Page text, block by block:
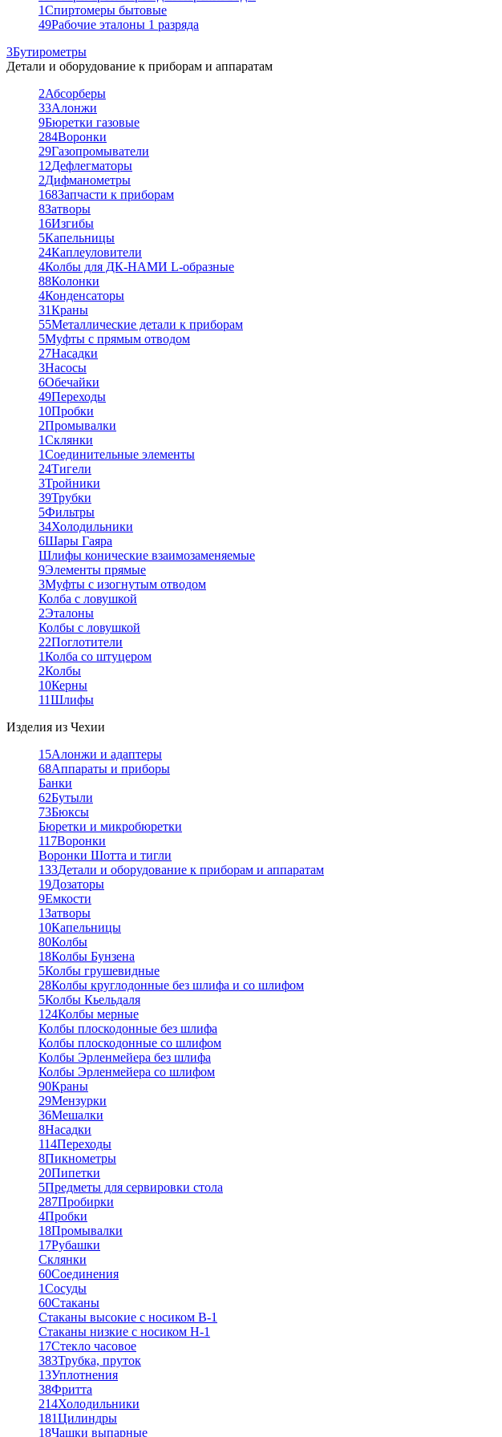
1Спиртомеры бытовые
49Рабочие эталоны 1 разряда
3Бутирометры
Детали и оборудование к приборам и аппаратам
2Абсорберы
33Алонжи
9Бюретки газовые
284Воронки
29Газопромыватели
12Дефлегматоры
2Дифманометры
168Запчасти к приборам
8Затворы
16Изгибы
5Капельницы
24Каплеуловители
4Колбы для ДК-НАМИ L-образные
88Колонки
4Конденсаторы
31Краны
55Металлические детали к приборам
5Муфты с прямым отводом
27Насадки
3Насосы
6Обечайки
49Переходы
10Пробки
2Промывалки
1Склянки
1Соединительные элементы
24Тигели
3Тройники
39Трубки
5Фильтры
34Холодильники
6Шары Гаяра
Шлифы конические взаимозаменяемые
9Элементы прямые
3Муфты с изогнутым отводом
Колба с ловушкой
2Эталоны
Колбы с ловушкой
22Поглотители
1Колба со штуцером
2Колбы
10Керны
11Шлифы
Изделия из Чехии
15Алонжи и адаптеры
68Аппараты и приборы
Банки
62Бутыли
73Бюксы
Бюретки и микробюретки
117Воронки
Воронки Шотта и тигли
133Детали и оборудование к приборам и аппаратам
19Дозаторы
9Емкости
1Затворы
10Капельницы
80Колбы
18Колбы Бунзена
5Колбы грушевидные
28Колбы круглодонные без шлифа и со шлифом
5Колбы Кьельдаля
124Колбы мерные
Колбы плоскодонные без шлифа
Колбы плоскодонные со шлифом
Колбы Эрленмейера без шлифа
Колбы Эрленмейера со шлифом
90Краны
29Мензурки
36Мешалки
8Насадки
114Переходы
8Пикнометры
20Пипетки
5Предметы для сервировки стола
287Пробирки
4Пробки
18Промывалки
17Рубашки
Склянки
60Соединения
1Сосуды
60Стаканы
Стаканы высокие с носиком В-1
Стаканы низкие с носиком Н-1
17Стекло часовое
383Трубка, пруток
13Уплотнения
38Фритта
214Холодильники
181Цилиндры
18Чашки выпарные